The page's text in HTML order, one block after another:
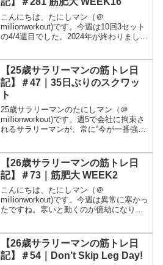
こんにちは、たにしマン（＠
millionworkout)です。今週は10回3セット
の4/4週目でした。2024年が終わりまし
た。体重も落としながら関節への負担を
抑えた体...
【25歳サラリーマンの筋トレ日
記】＃47｜35日ぶりのスクワッ
ト
25歳サラリーマンのたにしマン（＠
millionworkout)です。週5で会社に拘束さ
れるサラリーマンが、常に“今が一番強
す。腰痛は治りかけが大切なので、無理
せずで...
【26歳サラリーマンの筋トレ日
記】＃73｜筋肥大 WEEK2
こんにちは、たにしマン（＠
millionworkout)です。今週は異常に寒かっ
たですね。寒いと動くのが億劫になりが
みに私の部屋には暖房が無いので、室温
10℃以下でテレ...
【26歳サラリーマンの筋トレ日
記】＃54｜Don’t Skip Leg Day!